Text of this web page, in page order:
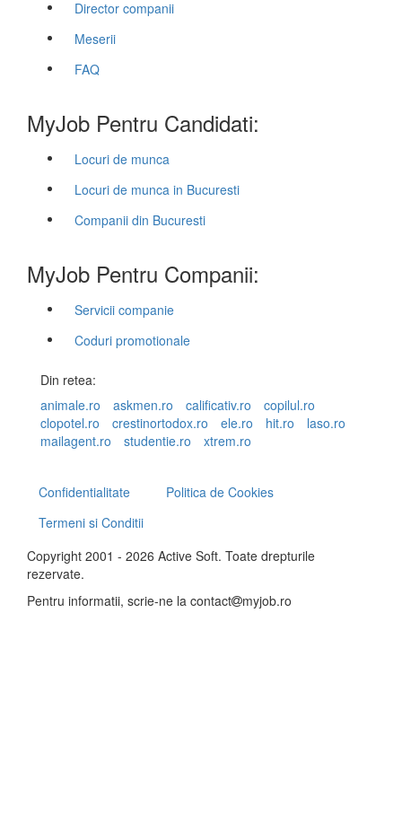
Director companii
Meserii
FAQ
MyJob Pentru Candidati:
Locuri de munca
Locuri de munca in Bucuresti
Companii din Bucuresti
MyJob Pentru Companii:
Servicii companie
Coduri promotionale
Din retea:
animale.ro
askmen.ro calificativ.ro
copilul.ro
clopotel.ro
crestinortodox.ro ele.ro hit.ro
laso.ro
mailagent.ro
studentie.ro xtrem.ro
Confidentialitate
Politica de Cookies
Termeni si Conditii
Copyright 2001 - 2026 Active Soft. Toate drepturile
rezervate.
Pentru informatii, scrie-ne la contact myjob.ro